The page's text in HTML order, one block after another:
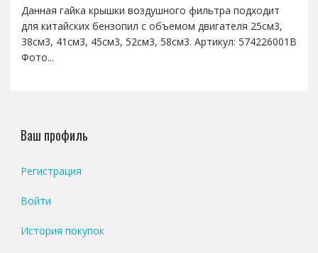
Данная гайка крышки воздушного фильтра подходит
для китайских бензопил с объемом двигателя 25см3,
38см3, 41см3, 45см3, 52см3, 58см3. Артикул: 574226001B
Фото...
Ваш профиль
Регистрация
Войти
История покупок